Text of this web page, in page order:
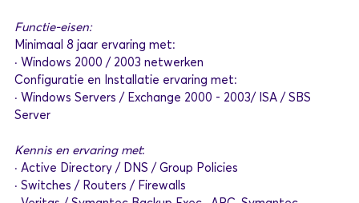
Functie-eisen:
Minimaal 8 jaar ervaring met:
· Windows 2000 / 2003 netwerken
Configuratie en Installatie ervaring met:
· Windows Servers / Exchange 2000 - 2003/ ISA / SBS
Server
Kennis en ervaring met:
· Active Directory / DNS / Group Policies
· Switches / Routers / Firewalls